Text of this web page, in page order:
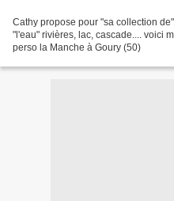
Cathy propose pour "sa collection
"l'eau" rivières, lac, cascade.... voici
perso la Manche à Goury (50)